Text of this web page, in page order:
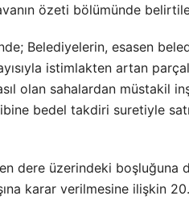
özeti bölümünde
Belediyelerin, esasen
istimlakten artan
olan sahalardan müstakil
bedel takdiri suretiyle
dere üzerindeki boşluğuna
karar verilmesine ilişkin